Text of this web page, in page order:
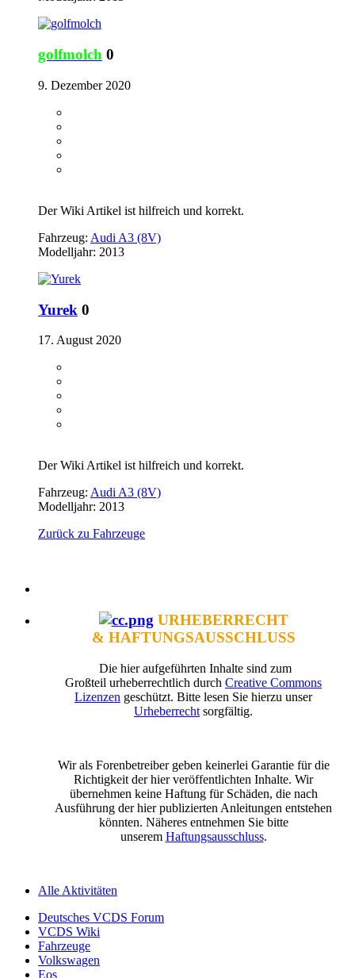
golfmolch 0
9. Dezember 2020
Der Wiki Artikel ist hilfreich und korrekt.
Fahrzeug: Audi A3 (8V)
Modelljahr: 2013
Yurek 0
17. August 2020
Der Wiki Artikel ist hilfreich und korrekt.
Fahrzeug: Audi A3 (8V)
Modelljahr: 2013
Zurück zu Fahrzeuge
URHEBERRECHT
& HAFTUNGSAUSSCHLUSS
Die hier aufgeführten Inhalte sind zum
Großteil urheberrechtlich durch Creative Commons
Lizenzen geschützt. Bitte lesen Sie hierzu unser
Urheberrecht sorgfältig.
Wir als Forenbetreiber geben keinerlei Garantie für die
Richtigkeit der hier veröffentlichten Inhalte. Wir
übernehmen keine Haftung für Schäden, die nach
Ausführung der hier publizierten Anleitungen entstehen
könnten. Näheres entnehmen Sie bitte
unserem Haftungsausschluss.
Alle Aktivitäten
Deutsches VCDS Forum
VCDS Wiki
Fahrzeuge
Volkswagen
Eos